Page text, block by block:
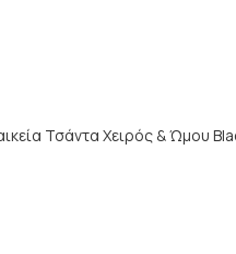
Τσάντα Χειρός & Ώμου